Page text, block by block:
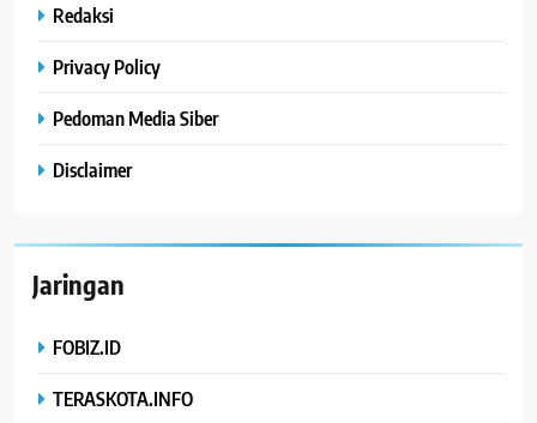
Redaksi
Privacy Policy
Pedoman Media Siber
Disclaimer
Jaringan
FOBIZ.ID
TERASKOTA.INFO